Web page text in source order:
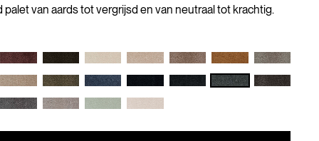
van aards tot vergrijsd en van neutraal tot krachtig.